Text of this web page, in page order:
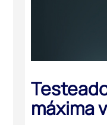
máxima